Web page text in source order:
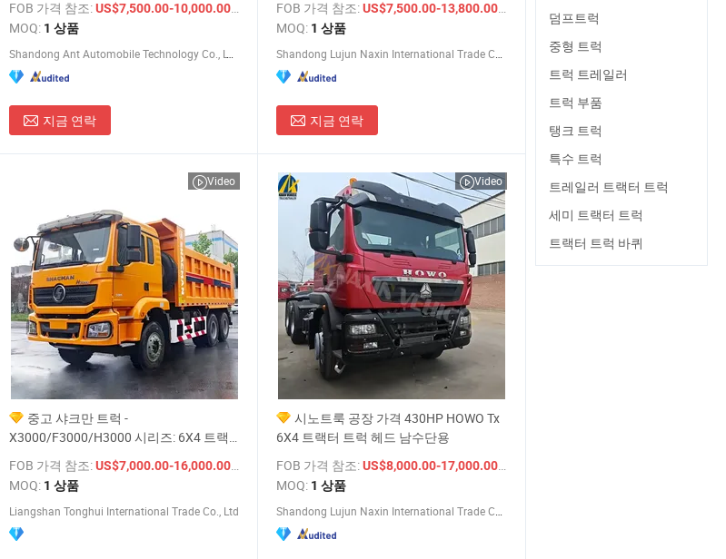
FOB 가격 참조:US$7,500.00-10,000.00/ 상품
MOQ: 1 상품
지금 연락
FOB 가격 참조:US$7,500.00-13,800.00/ 상품
MOQ: 1 상품
지금 연락
Video
중고 샤크만 트럭 -
X3000/F3000/H3000 시리즈: 6X4 트랙
터 및 덤프 트럭, 수출을 위한 경쟁력 있는
가격
FOB 가격 참조:US$7,000.00-16,000.00/ 상품
MOQ: 1 상품
Liangshan Tonghui International Trade Co., Ltd
Video
시노트룩 공장 가격 430HP HOWO Tx
6X4 트랙터 트럭 헤드 남수단용
FOB 가격 참조:US$8,000.00-17,000.00/ 상품
MOQ: 1 상품
덤프트럭
중형 트럭
트럭 트레일러
트럭 부품
탱크 트럭
특수 트럭
트레일러 트랙터 트럭
세미 트랙터 트럭
트랙터 트럭 바퀴